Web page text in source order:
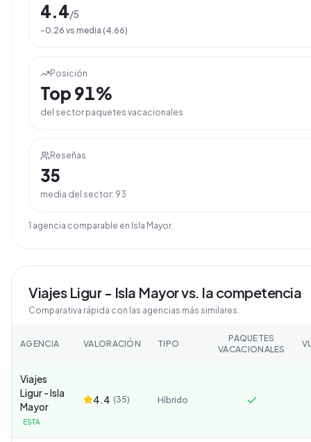
4.4/5
-0.26 vs media (4.66)
Posición
Top 91%
del sector paquetes vacacionales
Reseñas
35
media del sector: 93
1 agencia comparable en Isla Mayor.
Viajes Ligur - Isla Mayorvs. la competencia
Comparativa rápida con las agencias más similares.
AGENCIA VALORACIÓN TIPO
PAQUETES
VACACIONALES
Viajes
Ligur - Isla
Mayor
ESTA
4.4 (35) Híbrido